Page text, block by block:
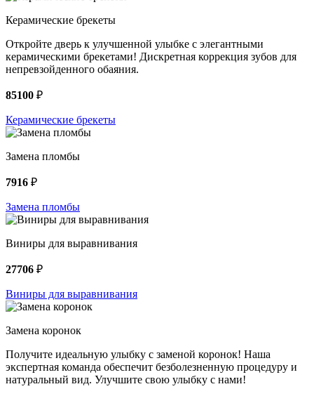
Керамические брекеты
Откройте дверь к улучшенной улыбке с элегантными
керамическими брекетами! Дискретная коррекция зубов для
непревзойденного обаяния.
85100 ₽
Керамические брекеты
Замена пломбы
7916 ₽
Замена пломбы
Виниры для выравнивания
27706 ₽
Виниры для выравнивания
Замена коронок
Получите идеальную улыбку с заменой коронок! Наша
экспертная команда обеспечит безболезненную процедуру и
натуральный вид. Улучшите свою улыбку с нами!